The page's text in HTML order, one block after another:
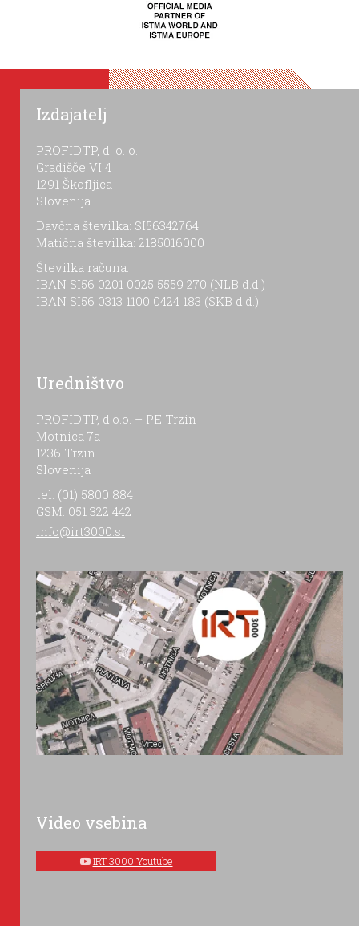
Izdajatelj
PROFIDTP, d. o. o.
Gradišče VI 4
1291 Škofljica
Slovenija
Davčna številka: SI56342764
Matična številka: 2185016000
Številka računa:
IBAN SI56 0201 0025 5559 270 (NLB d.d.)
IBAN SI56 0313 1100 0424 183 (SKB d.d.)
Uredništvo
PROFIDTP, d.o.o. – PE Trzin
Motnica 7a
1236 Trzin
Slovenija
tel: (01) 5800 884
GSM: 051 322 442
info@irt3000.si
Video vsebina
IRT 3000 Youtube